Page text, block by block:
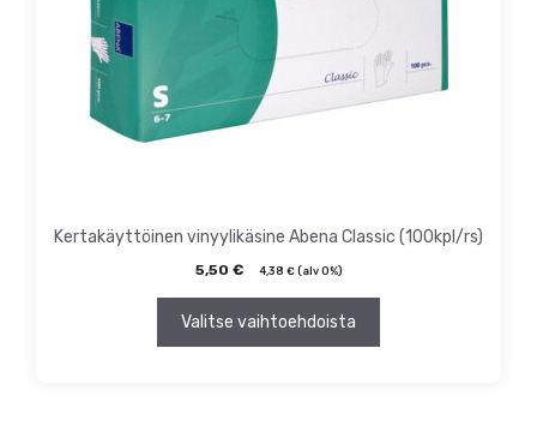
Kertakäyttöinen vinyylikäsine Abena Classic (100kpl/rs)
5,50 € 4,38 €(alv 0%)
Valitse vaihtoehdoista
tehdä
valinnat
tuotteen
sivulla.